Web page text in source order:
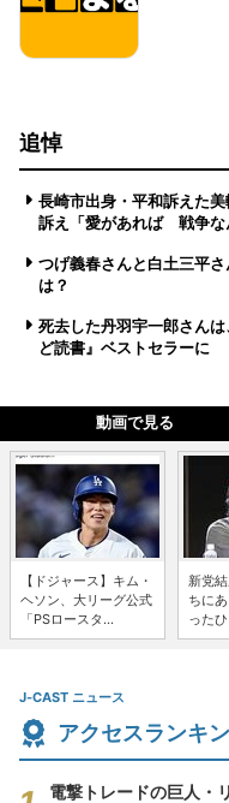
追悼
長崎市出身・平和訴えた
訴え「愛があれば 戦争な
つげ義春さんと白土三平
は？
死去した丹羽宇一郎さん
ど読書』ベストセラーに
動画で見る
【ドジャース】キム・
ヘソン、大リーグ公式
「PSロースタ...
新党
ちに
った
J-CAST ニュース
アクセスランキ
電撃トレードの巨人・